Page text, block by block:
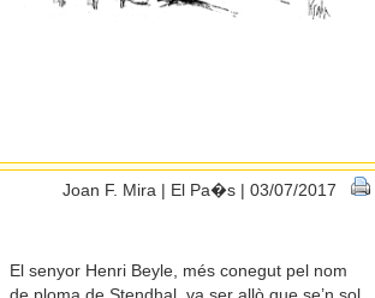
Joan F. Mira | El Pa�s | 03/07/2017
El senyor Henri Beyle, més conegut pel nom